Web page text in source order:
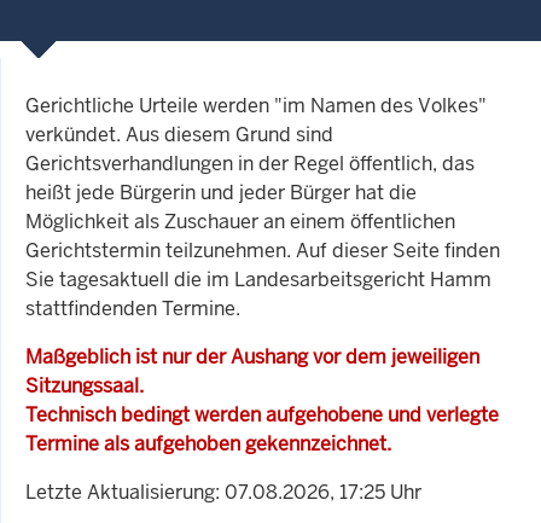
Gerichtliche Urteile werden "im Namen des Volkes"
verkündet. Aus diesem Grund sind
Gerichtsverhandlungen in der Regel öffentlich, das
heißt jede Bürgerin und jeder Bürger hat die
Möglichkeit als Zuschauer an einem öffentlichen
Gerichtstermin teilzunehmen. Auf dieser Seite finden
Sie tagesaktuell die im Landesarbeitsgericht Hamm
stattfindenden Termine.
Maßgeblich ist nur der Aushang vor dem jeweiligen
Sitzungssaal.
Technisch bedingt werden aufgehobene und verlegte
Termine als aufgehoben gekennzeichnet.
Letzte Aktualisierung: 07.08.2026, 17:25 Uhr